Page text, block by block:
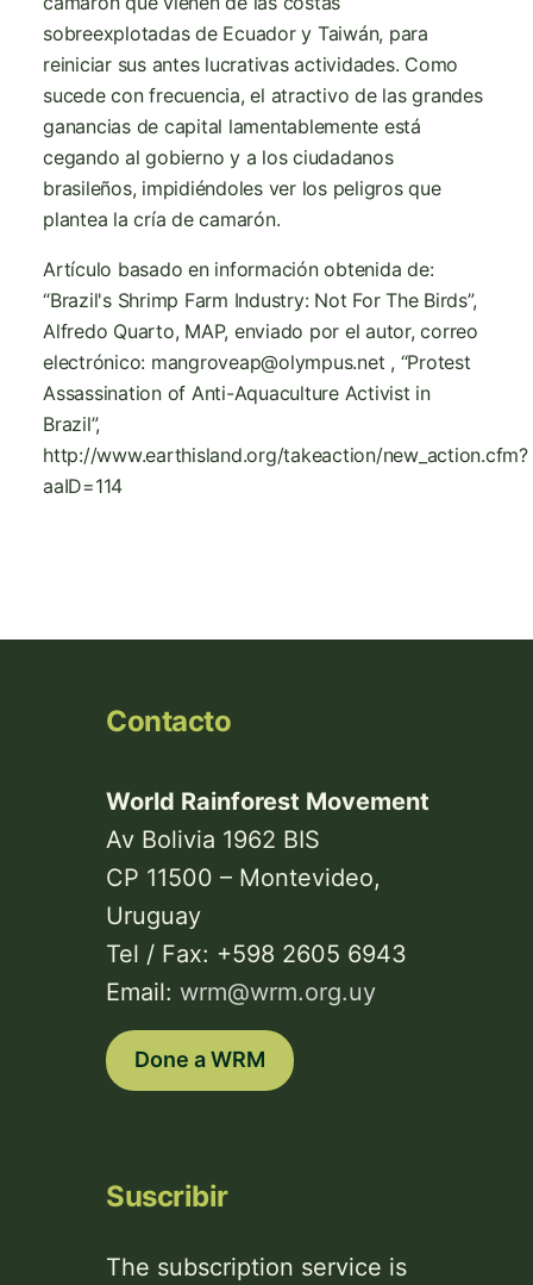
sobreexplotadas de Ecuador y Taiwán, para
reiniciar sus antes lucrativas actividades. Como
sucede con frecuencia, el atractivo de las grandes
ganancias de capital lamentablemente está
cegando al gobierno y a los ciudadanos
brasileños, impidiéndoles ver los peligros que
plantea la cría de camarón.
Artículo basado en información obtenida de:
“Brazil's Shrimp Farm Industry: Not For The Birds”,
Alfredo Quarto, MAP, enviado por el autor, correo
electrónico: mangroveap@olympus.net , “Protest
Assassination of Anti-Aquaculture Activist in
Brazil”,
http://www.earthisland.org/takeaction/new_action.cfm?
aaID=114
Contacto
World Rainforest Movement
Av Bolivia 1962 BIS
CP 11500 – Montevideo,
Uruguay
Tel / Fax: +598 2605 6943
Email: wrm@wrm.org.uy
Done a WRM
Suscribir
The subscription service is